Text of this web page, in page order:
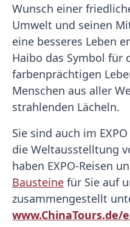
Wunsch einer
Umwelt und seinen
eine besseres Leben
Haibo das Symbol für
farbenprächtigen
Menschen aus aller
strahlenden Lächeln.
Sie sind auch im
die Weltausstelltung
haben EXPO-Reisen
Bausteine für Sie auf
zusammengestellt
www.ChinaTours.de/